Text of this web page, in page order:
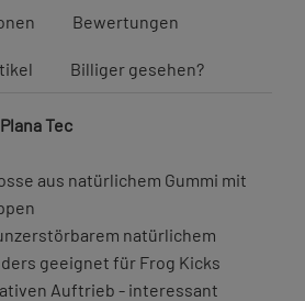
Bewertungen
Billiger gesehen?
Tec
aus natürlichem Gummi mit
natürlichem
geeignet für Frog Kicks
Auftrieb - interessant